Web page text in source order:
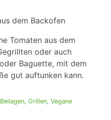
Tomaten aus dem
oder auch
Baguette, mit dem
gut auftunken kann.
Beilagen, Grillen, Vegane